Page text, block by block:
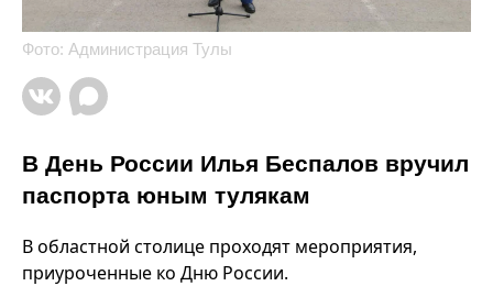
Фото: Администрация Тулы
В День России Илья Беспалов вручил
паспорта юным тулякам
В областной столице проходят мероприятия,
приуроченные ко Дню России.